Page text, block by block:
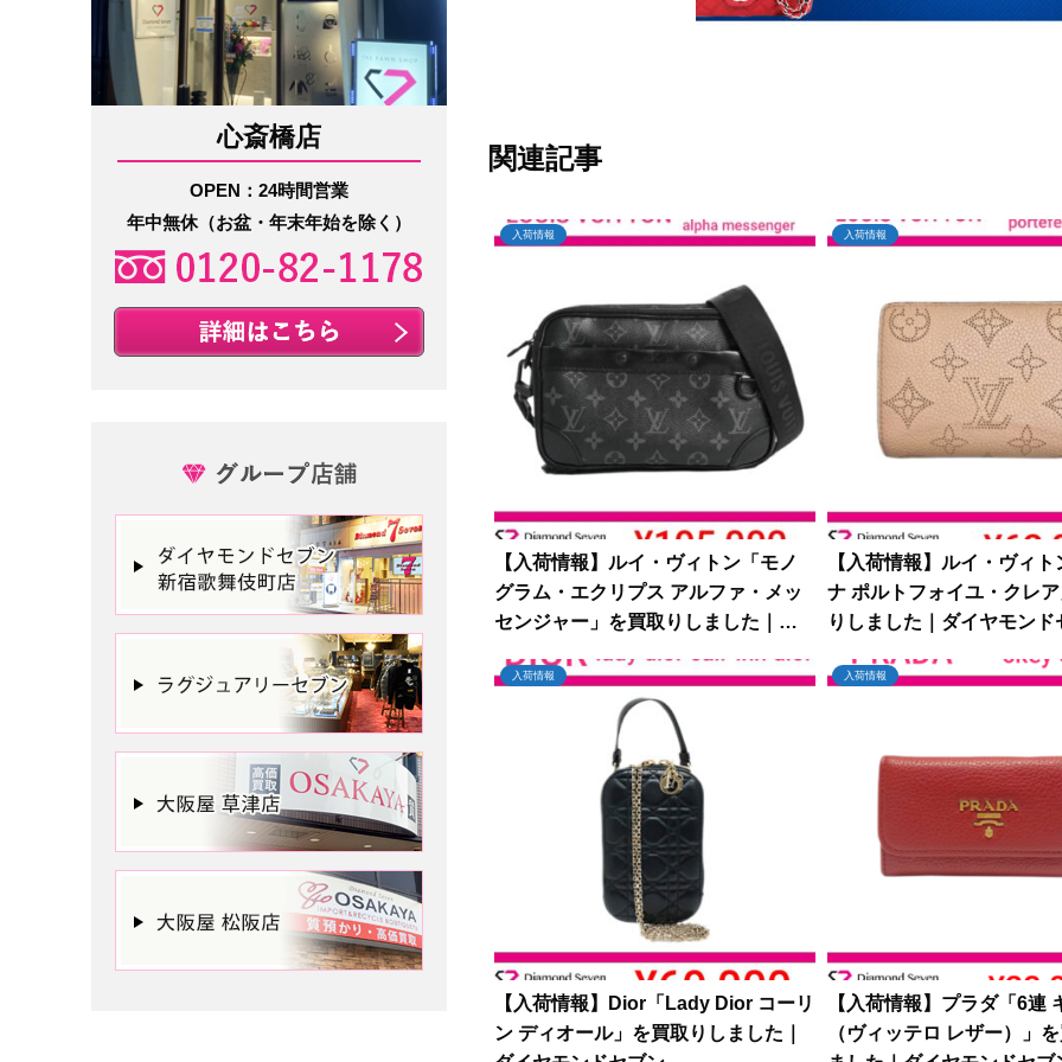
関連記事
入荷情報
【入荷情報】ルイ・ヴィトン「モノ
グラム・エクリプス アルファ・メッ
センジャー」を買取りしました｜ダ
入荷情報
【入荷情報】ルイ・ヴィト
ナ ポルトフォイユ・クレ
りしました｜ダイヤモンド
入荷情報
【入荷情報】Dior「Lady Dior コーリ
ン ディオール」を買取りしました｜
入荷情報
【入荷情報】プラダ「6連
（ヴィッテロ レザー）」
心斎橋店
OPEN：24時間営業
年中無休（お盆・年末年始を除く）